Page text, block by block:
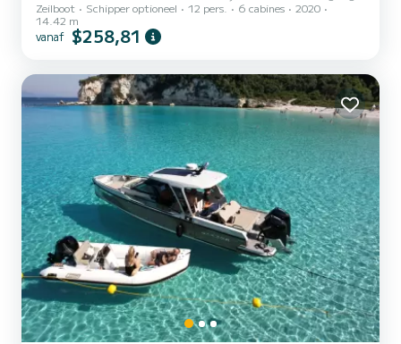
to have an exceptional cruise on this zeilboot of 14 meters. You will
be able to accommodate up to 12 passengers when cruising and
take advantage of its 6 cabins with total comfort. Dit Sun Loft 47
Buitenluidsprekers, USB aansluiting, Plancha, A...
Zeilboot Schipper optioneel 12 pers. 6 cabines
2020
14.42 m
vanaf $258,81